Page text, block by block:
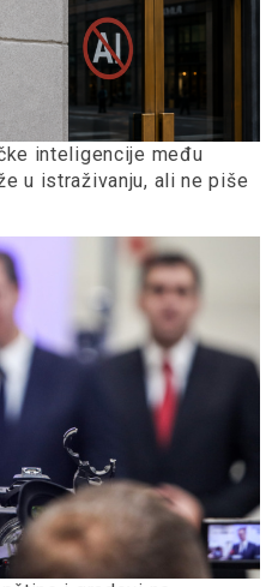
inteligencije među
u istraživanju, ali ne piše